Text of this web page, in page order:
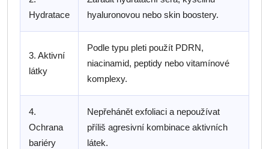
Hydratace
hyaluronovou nebo skin boostery.
3. Aktivní
látky
Podle typu pleti použít PDRN,
niacinamid, peptidy nebo vitamínové
komplexy.
4.
Ochrana
bariéry
Nepřehánět exfoliaci a nepoužívat
příliš agresivní kombinace aktivních
látek.